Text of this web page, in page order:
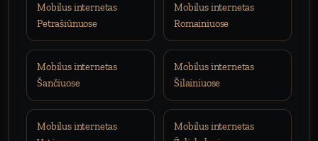
Mobilus internetas
Petrašiūnuose
Mobilus internetas
Romainiuose
Mobilus internetas
Šančiuose
Mobilus internetas
Šilainiuose
Mobilus internetas
Mobilus internetas